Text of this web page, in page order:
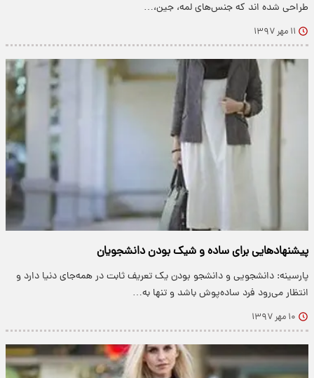
طراحی شده اند که جنس‌های لمه، جین،…
۱۱ مهر ۱۳۹۷
پیشنهادهایی برای ساده و شیک بودن دانشجویان
پارسینه: دانشجویی و دانشجو بودن یک تعریف ثابت در همه‌جای دنیا دارد و
انتظار می‌رود فرد ساده‌پوش باشد و تنها به…
۱۰ مهر ۱۳۹۷